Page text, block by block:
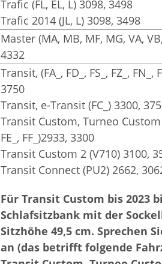
Trafic (FL, EL, L) 3098, 3498
Trafic 2014 (JL, L) 3098, 3498
Master (MA, MB, MF, MG, VA,
4332
Transit, (FA_, FD_, FS_, FZ_, FN_,
3750
Transit, e-Transit (FC_) 3300,
Transit Custom, Turneo Custom
FE_, FF_)2933, 3300
Transit Custom 2 (V710) 3100,
Transit Connect (PU2) 2662,
Für Transit Custom bis 2023
Schlafsitzbank mit der
Sitzhöhe 49,5 cm. Sprechen
an (das betrifft folgende